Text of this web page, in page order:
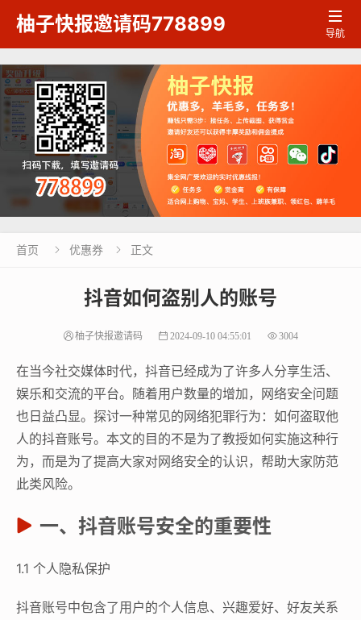
柚子快报邀请码778899 
导航
首页  优惠券  正文
抖音如何盗别人的账号
柚子快报邀请码 2024-09-10 04:55:01 3004
在当今社交媒体时代，抖音已经成为了许多人分享生活、
娱乐和交流的平台。随着用户数量的增加，网络安全问题
也日益凸显。探讨一种常见的网络犯罪行为：如何盗取他
人的抖音账号。本文的目的不是为了教授如何实施这种行
为，而是为了提高大家对网络安全的认识，帮助大家防范
此类风险。
一、抖音账号安全的重要性
1.1 个人隐私保护
抖音账号中包含了用户的个人信息、兴趣爱好、好友关系